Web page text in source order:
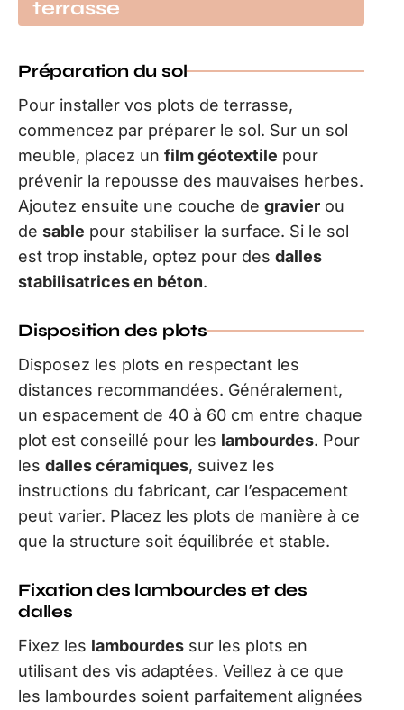
terrasse
Préparation du sol
Pour installer vos plots de terrasse,
commencez par préparer le sol. Sur un sol
meuble, placez un film géotextile pour
prévenir la repousse des mauvaises herbes.
Ajoutez ensuite une couche de gravier ou
de sable pour stabiliser la surface. Si le sol
est trop instable, optez pour des dalles
stabilisatrices en béton.
Disposition des plots
Disposez les plots en respectant les
distances recommandées. Généralement,
un espacement de 40 à 60 cm entre chaque
plot est conseillé pour les lambourdes. Pour
les dalles céramiques, suivez les
instructions du fabricant, car l’espacement
peut varier. Placez les plots de manière à ce
que la structure soit équilibrée et stable.
Fixation des lambourdes et des
dalles
Fixez les lambourdes sur les plots en
utilisant des vis adaptées. Veillez à ce que
les lambourdes soient parfaitement alignées